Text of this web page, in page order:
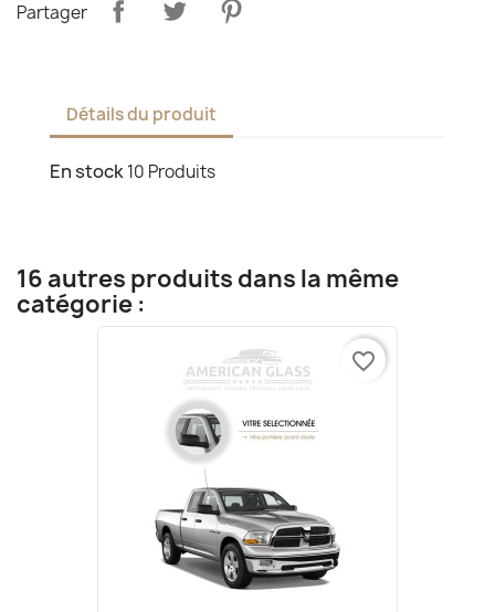
Partager
Détails du produit
En stock10 Produits
16 autres produits dans la même
catégorie :
favorite_border